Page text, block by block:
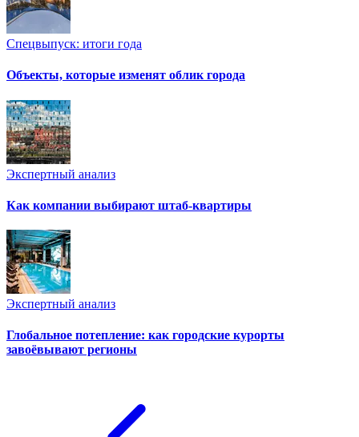
Спецвыпуск: итоги года
Объекты, которые изменят облик города
Экспертный анализ
Как компании выбирают штаб-квартиры
Экспертный анализ
Глобальное потепление: как городские курорты
завоёвывают регионы